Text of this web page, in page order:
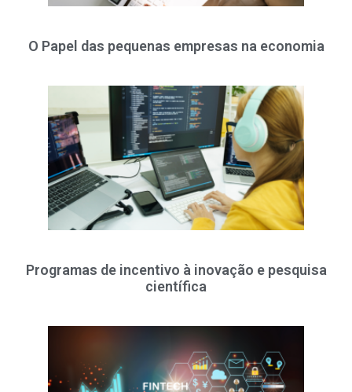
O Papel das pequenas empresas na economia
Programas de incentivo à inovação e pesquisa
científica